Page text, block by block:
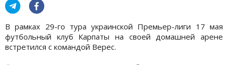
В рамках 29-го тура украинской Премьер-лиги 17 мая
футбольный клуб Карпаты на своей домашней арене
встретился с командой Верес.